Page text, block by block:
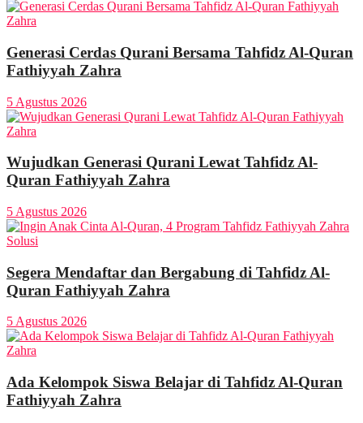
Generasi Cerdas Qurani Bersama Tahfidz Al-Quran
Fathiyyah Zahra
5 Agustus 2026
Wujudkan Generasi Qurani Lewat Tahfidz Al-
Quran Fathiyyah Zahra
5 Agustus 2026
Segera Mendaftar dan Bergabung di Tahfidz Al-
Quran Fathiyyah Zahra
5 Agustus 2026
Ada Kelompok Siswa Belajar di Tahfidz Al-Quran
Fathiyyah Zahra